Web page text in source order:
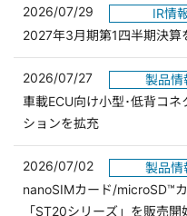
2026/07/29
IR情
2027年3月期第1四半期決算
2026/07/27
製品情
車載ECU向け小型･低背コ
ションを拡充
2026/07/02
製品情
nanoSIMカード/microSD™
「ST20シリーズ」を販売開